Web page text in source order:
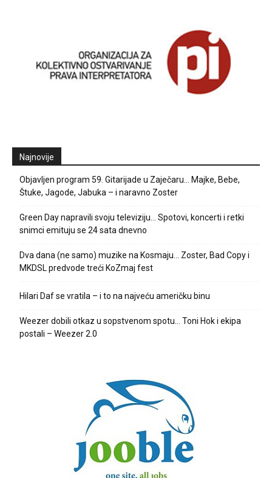
Najnovije
Objavljen program 59. Gitarijade u Zaječaru… Majke, Bebe,
Štuke, Jagode, Jabuka – i naravno Zoster
Green Day napravili svoju televiziju… Spotovi, koncerti i retki
snimci emituju se 24 sata dnevno
Dva dana (ne samo) muzike na Kosmaju… Zoster, Bad Copy i
MKDSL predvode treći KoZmaj fest
Hilari Daf se vratila – i to na najveću američku binu
Weezer dobili otkaz u sopstvenom spotu… Toni Hok i ekipa
postali – Weezer 2.0